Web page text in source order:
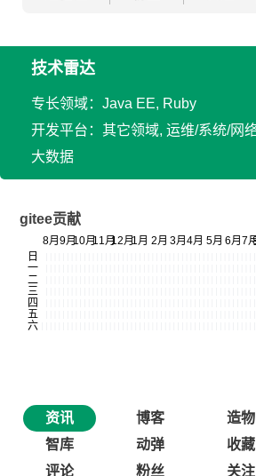
技术雷达
专长领域：Java EE, Ruby
开发平台：其它领域, 运维/系统/网
大数据
gitee贡献
资讯 博客
造物
智库
动弹
收藏
评论
粉丝 关注